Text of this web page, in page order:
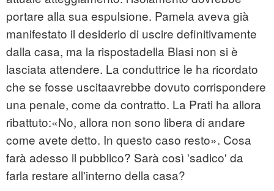
portare alla sua espulsione. Pamela aveva già
manifestato il desiderio di uscire definitivamente
dalla casa, ma la rispostadella Blasi non si è
lasciata attendere. La conduttrice le ha ricordato
che se fosse uscitaavrebbe dovuto corrispondere
una penale, come da contratto. La Prati ha allora
ribattuto:«No, allora non sono libera di andare
come avete detto. In questo caso resto». Cosa
farà adesso il pubblico? Sarà così 'sadico' da
farla restare all'interno della casa?